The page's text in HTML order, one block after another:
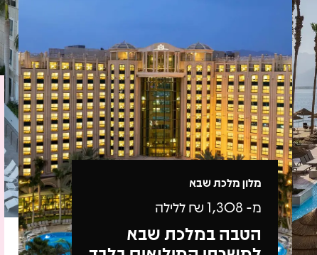
מלון מלכת שבא
מ- 1,308₪ ללילה
הטבה במלכת שבא